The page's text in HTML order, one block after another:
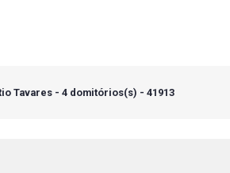
Tavares - 4 domitórios(s) - 41913